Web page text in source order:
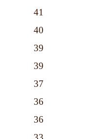
41
40
39
39
37
36
36